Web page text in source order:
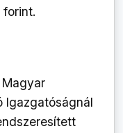
Igazgatóságnál